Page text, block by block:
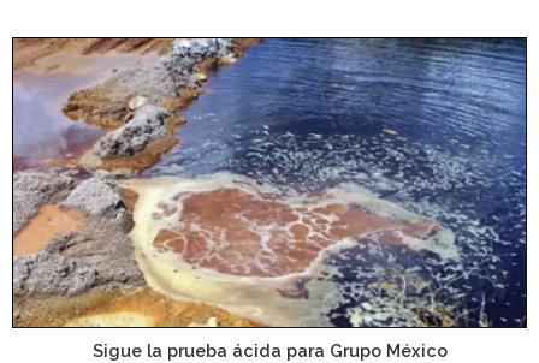
Sigue la prueba ácida para Grupo México